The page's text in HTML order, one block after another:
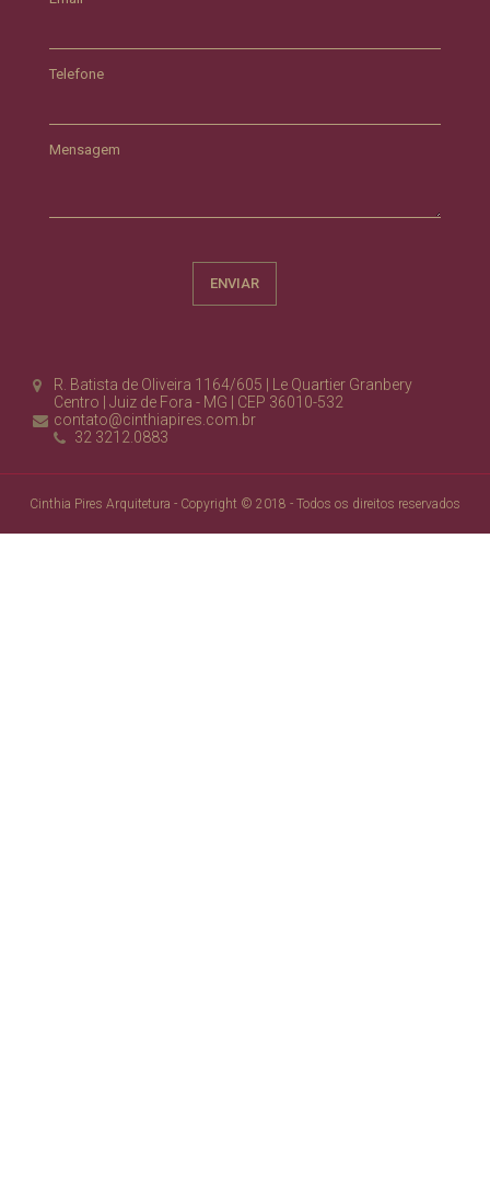
Telefone
Mensagem
R. Batista de Oliveira 1164/605 | Le Quartier Granbery
Centro | Juiz de Fora - MG | CEP 36010-532
contato@cinthiapires.com.br
32 3212.0883
Cinthia Pires Arquitetura - Copyright © 2018 - Todos os direitos reservados